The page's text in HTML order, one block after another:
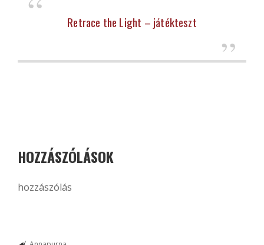
Retrace the Light – játékteszt
HOZZÁSZÓLÁSOK
hozzászólás